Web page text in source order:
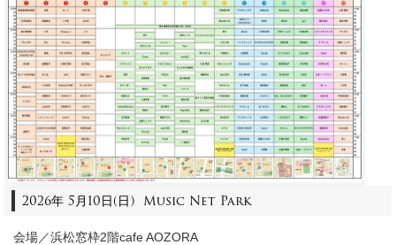
2026年 5月10日(日) Music Net Park
会場／浜松窓枠2階cafe AOZORA